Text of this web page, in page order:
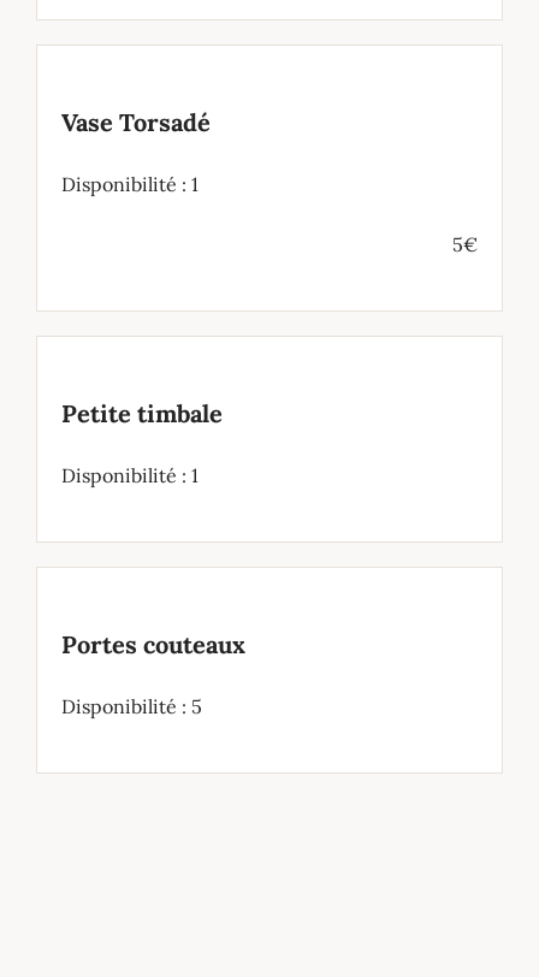
Vase Torsadé
Disponibilité : 1
5€
Petite timbale
Disponibilité : 1
Portes couteaux
Disponibilité : 5